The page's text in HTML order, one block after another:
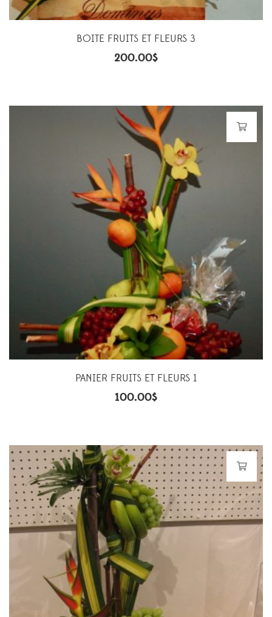
BOITE FRUITS ET FLEURS 3
200.00$
PANIER FRUITS ET FLEURS 1
100.00$